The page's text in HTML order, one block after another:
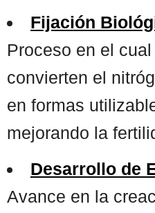
Fijación
Proceso en el
convierten el
en formas
mejorando la
Desarrollo de
Avance en la